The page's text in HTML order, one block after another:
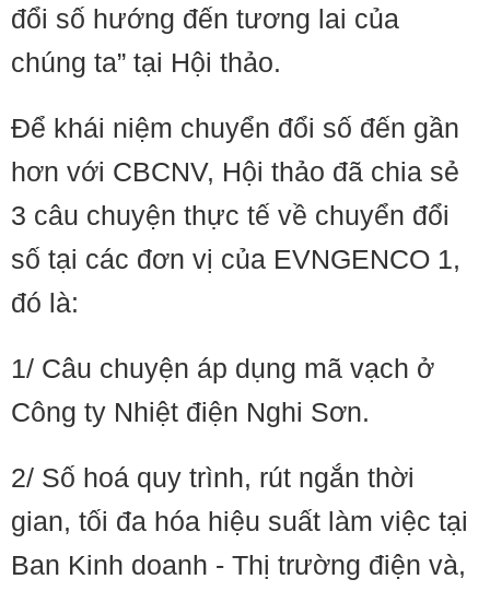
đổi số hướng đến tương lai của
chúng ta” tại Hội thảo.
Để khái niệm chuyển đổi số đến gần
hơn với CBCNV, Hội thảo đã chia sẻ
3 câu chuyện thực tế về chuyển đổi
số tại các đơn vị của EVNGENCO 1,
đó là:
1/ Câu chuyện áp dụng mã vạch ở
Công ty Nhiệt điện Nghi Sơn.
2/ Số hoá quy trình, rút ngắn thời
gian, tối đa hóa hiệu suất làm việc tại
Ban Kinh doanh - Thị trường điện và,